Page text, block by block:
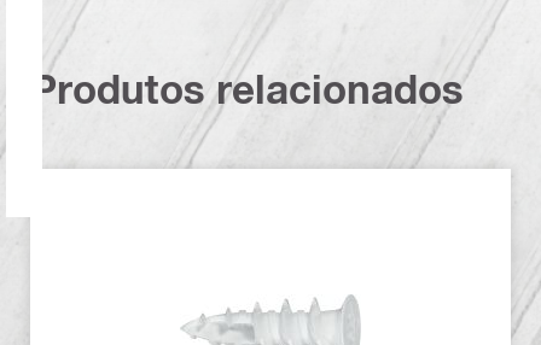
Produtos relacionados